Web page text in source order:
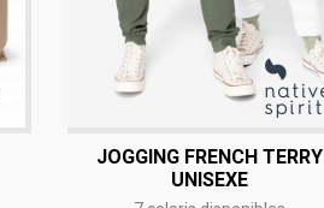
JOGGING FRENCH TERRY
UNISEXE